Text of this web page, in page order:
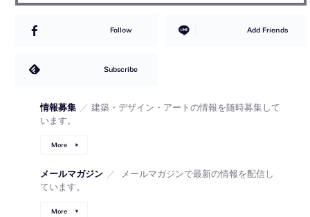
Follow Add Friends
Subscribe
情報募集 ／ 建築・デザイン・アートの情報を随時募集して
います。
More
メールマガジン ／
メールマガジンで最新の情報を配信し
ています。
More